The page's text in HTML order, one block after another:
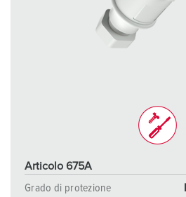
Articolo 675A
Grado di protezione